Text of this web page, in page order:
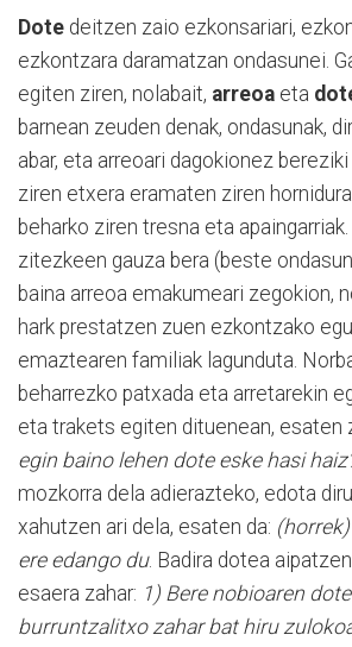
Dote deitzen zaio ezkonsariari,
ezkontzara daramatzan ondasunei.
egiten ziren, nolabait, arreoa eta
barnean zeuden denak, ondasunak,
abar, eta arreoari dagokionez
ziren etxera eramaten ziren
beharko ziren tresna eta
zitezkeen gauza bera (beste
baina arreoa emakumeari zegokion,
hark prestatzen zuen ezkontzako
emaztearen familiak lagunduta.
beharrezko patxada eta arretarekin
eta trakets egiten dituenean, esaten
egin baino lehen dote eske hasi
mozkorra dela adierazteko, edota
xahutzen ari dela, esaten da:
ere edango du. Badira dotea
esaera zahar: 1) Bere nobioaren
burruntzalitxo zahar bat hiru